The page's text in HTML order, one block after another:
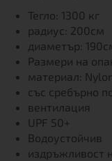
Тегло: 1300 кг
радиус: 200см
диаметър:
Размери на
материал:
със сребърно
вентилация
UPF 50+
Водоустойчив
издръжливост